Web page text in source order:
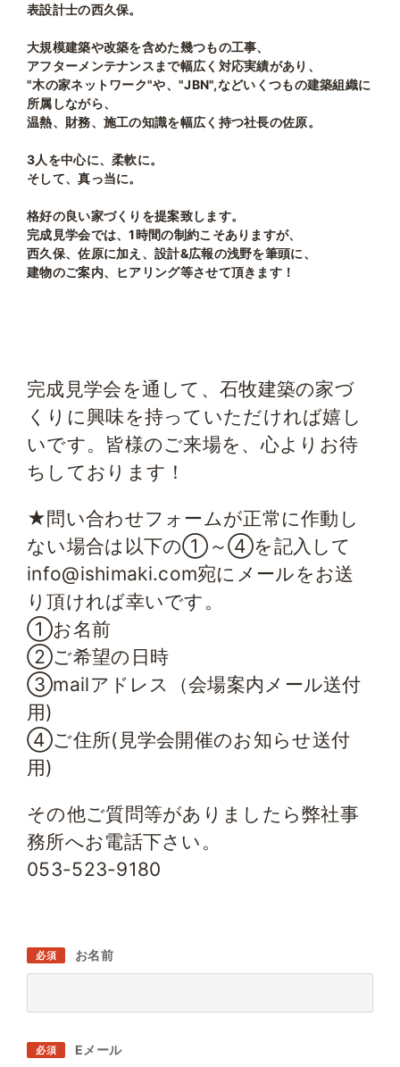
表設計士の西久保。
大規模建築や改築を含めた幾つもの工事、
アフターメンテナンスまで幅広く対応実績があり、
"木の家ネットワーク"や、"JBN",などいくつもの建築組織に
所属しながら、
温熱、財務、施工の知識を幅広く持つ社長の佐原。
3人を中心に、柔軟に。
そして、真っ当に。
格好の良い家づくりを提案致します。
完成見学会では、1時間の制約こそありますが、
西久保、佐原に加え、設計&広報の浅野を筆頭に、
建物のご案内、ヒアリング等させて頂きます！
完成見学会を通して、石牧建築の家づ
くりに興味を持っていただければ嬉し
いです。 皆様のご来場を、心よりお待
ちしております！
★問い合わせフォームが正常に作動し
ない場合は以下の①～④を記入して
info@ishimaki.com宛にメールをお送
り頂ければ幸いです。
①お名前
②ご希望の日時
③mailアドレス（会場案内メール送付
用)
④ご住所(見学会開催のお知らせ送付
用)
その他ご質問等がありましたら弊社事
務所へお電話下さい。
053-523-9180
必須 お名前
必須 Eメール